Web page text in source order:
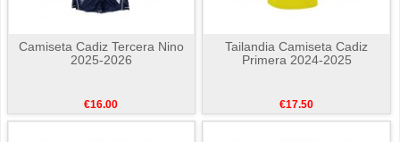
Camiseta Cadiz Tercera Nino
2025-2026
€16.00
Tailandia Camiseta Cadiz
Primera 2024-2025
€17.50